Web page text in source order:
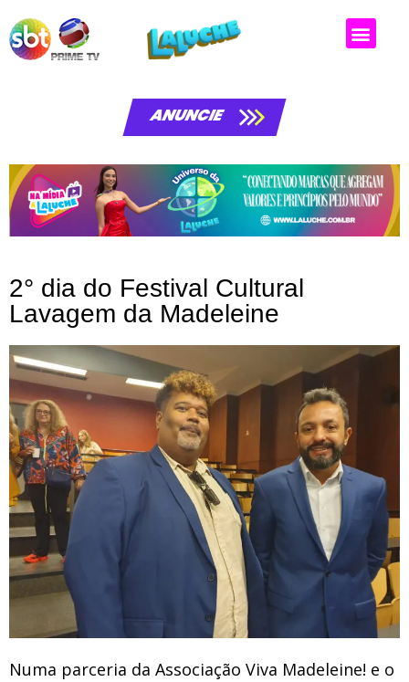
ANUNCIE
2° dia do Festival Cultural
Lavagem da Madeleine
Numa parceria da Associação Viva Madeleine! e o